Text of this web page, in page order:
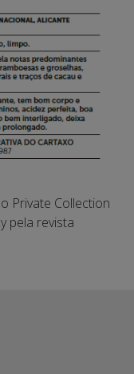
Private Collection
pela revista